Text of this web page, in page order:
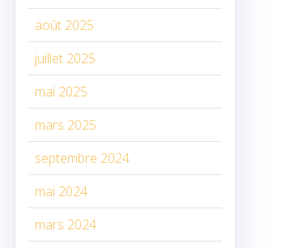
août 2025
juillet 2025
mai 2025
mars 2025
septembre 2024
mai 2024
mars 2024